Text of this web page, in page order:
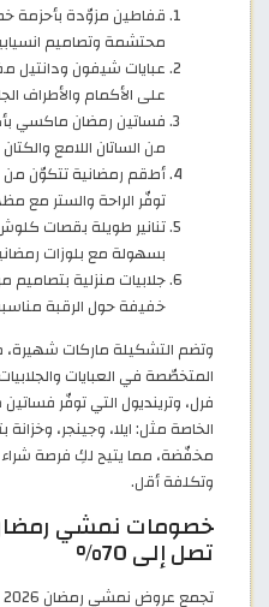
محتشمة وتصاميم
عبايات شيفون ودانتيل
على الأكمام والأطراف
فساتين رمضان ماكسي
من الساتان اللامع
أطقم رمضانية تتكوّن
توفّر الراحة والستر مع
تنانير طويلة بقصات
بسهولة مع بلوزات
جلابيات منزلية بتصاميم
خفيفة حول الرقبة
وتضم التشكيلة ماركات شهيرة،
المتخصّصة في العبايات
فرل، وترينديول التي توفّر
الخاصة مثل: ايلا، وجينجر،
مخفّضة، مما يتيح لكِ فرصة شراء
وتكلفة أقل.
خصومات نمشي رمضان
تصل إلى 70%